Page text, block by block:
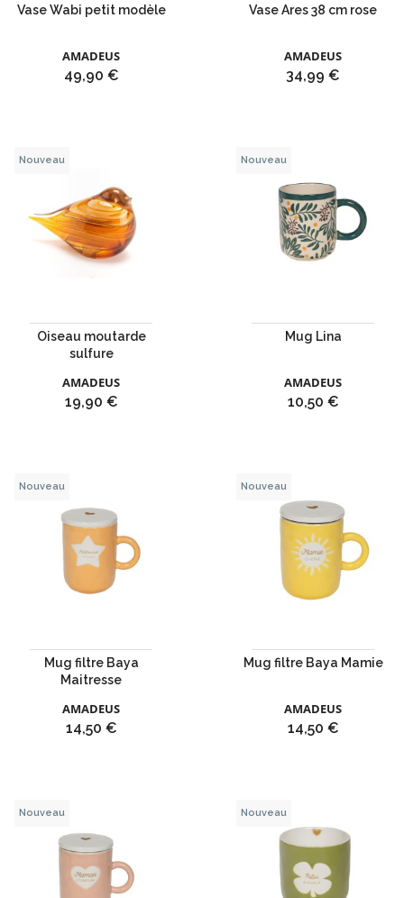
Vase Wabi petit modèle
AMADEUS
Prix
49,90 €
Vase Ares 38 cm rose
AMADEUS
Prix
34,99 €
Oiseau moutarde
sulfure
AMADEUS
Prix
19,90 €
Nouveau
Mug Lina
AMADEUS
Prix
10,50 €
Nouveau
Mug filtre Baya
Maitresse
AMADEUS
Prix
14,50 €
Nouveau
Mug filtre Baya Mamie
AMADEUS
Prix
14,50 €
Nouveau
Nouveau Nouveau